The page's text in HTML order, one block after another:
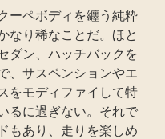
ーペボディを纏う純粋
なり稀なことだ。ほと
ダン、ハッチバックを
、サスペンションやエ
をモディファイして特
るに過ぎない。それで
もあり、走りを楽しめ